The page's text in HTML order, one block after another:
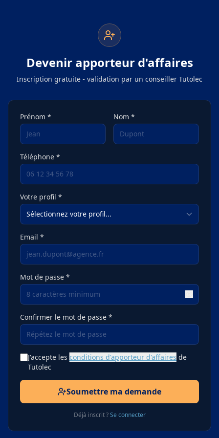
Devenir apporteur d'affaires
Inscription gratuite - validation par un conseiller Tutolec
Prénom * Nom *
Téléphone *
Votre profil *
Email *
Mot de passe *
Confirmer le mot de passe *
J'accepte les conditions d'apporteur d'affaires de
Tutolec
Soumettre ma demande
Déjà inscrit ? Se connecter